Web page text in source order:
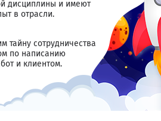
дисциплины и имеют
в отрасли.
тайну сотрудничества
по написанию
и клиентом.